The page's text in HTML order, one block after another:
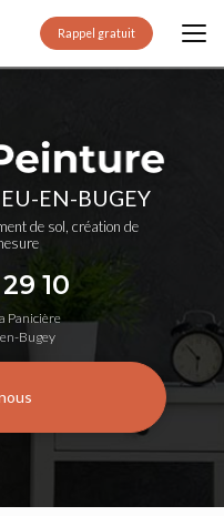
Rappel gratuit
EN-BUGEY
de sol, création de
10
Panicière
Bugey